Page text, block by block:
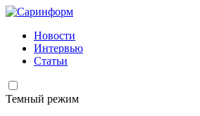
Новости
Интервью
Статьи
Темный режим